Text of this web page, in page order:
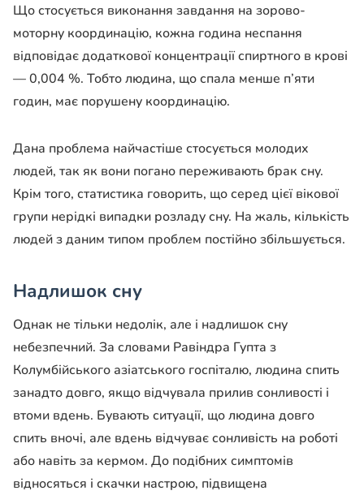
Що стосується виконання завдання на зорово-
моторну координацію, кожна година неспання
відповідає додаткової концентрації спиртного в крові
— 0,004 %. Тобто людина, що спала менше п’яти
годин, має порушену координацію.
Дана проблема найчастіше стосується молодих
людей, так як вони погано переживають брак сну.
Крім того, статистика говорить, що серед цієї вікової
групи нерідкі випадки розладу сну. На жаль, кількість
людей з даним типом проблем постійно збільшується.
Надлишок сну
Однак не тільки недолік, але і надлишок сну
небезпечний. За словами Равіндра Гупта з
Колумбійського азіатського госпіталю, людина спить
занадто довго, якщо відчувала прилив сонливості і
втоми вдень. Бувають ситуації, що людина довго
спить вночі, але вдень відчуває сонливість на роботі
або навіть за кермом. До подібних симптомів
відносяться і скачки настрою, підвищена